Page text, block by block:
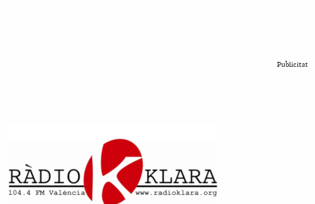
Publicitat